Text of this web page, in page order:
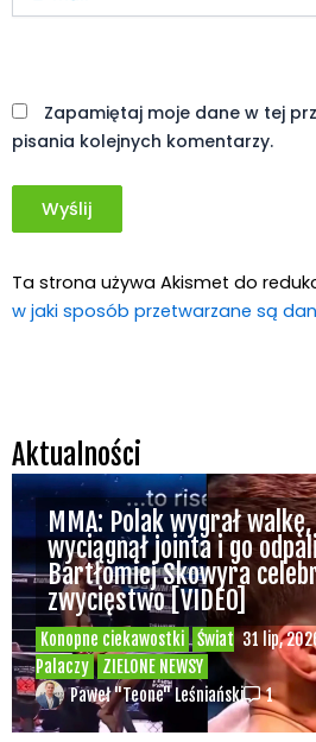
Zapamiętaj moje dane w tej
pisania kolejnych komentarzy.
Ta strona używa Akismet do
w jaki sposób przetwarzane są
Aktualności